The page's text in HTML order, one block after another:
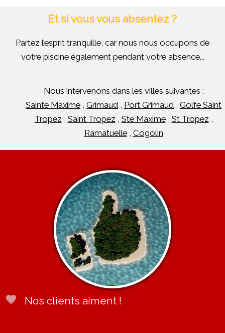
Et si vous vous absentez ?
Partez l’esprit tranquille, car nous nous occupons de
votre piscine également pendant votre absence...
Nous intervenons dans les villes suivantes :
Sainte Maxime , Grimaud , Port Grimaud , Golfe Saint
Tropez , Saint Tropez , Ste Maxime, St Tropez ,
Ramatuelle, Cogolin
favorite Nos clients aiment !